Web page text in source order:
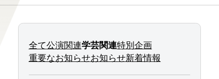
全て公演関連学芸関連特別企画
重要なお知らせお知らせ新着情報